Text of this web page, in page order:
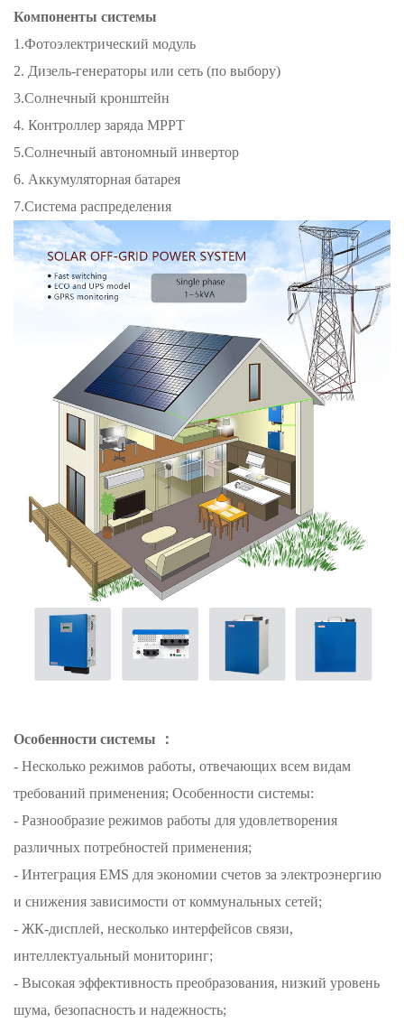
Компоненты системы
1.Фотоэлектрический модуль
2. Дизель-генераторы или сеть (по выбору)
3.Солнечный кронштейн
4. Контроллер заряда MPPT
5.Солнечный автономный инвертор
6. Аккумуляторная батарея
7.Система распределения
Особенности системы
：
- Несколько режимов работы, отвечающих всем видам
требований применения; Особенности системы:
- Разнообразие режимов работы для удовлетворения
различных потребностей применения;
- Интеграция EMS для экономии счетов за электроэнергию
и снижения зависимости от коммунальных сетей;
- ЖК-дисплей, несколько интерфейсов связи,
интеллектуальный мониторинг;
- Высокая эффективность преобразования, низкий уровень
шума, безопасность и надежность;